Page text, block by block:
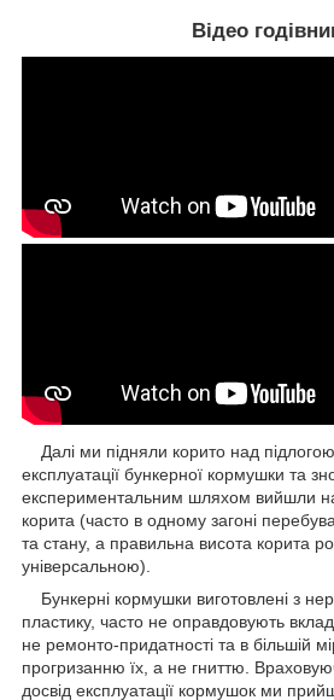
Відео
Далі ми підняли корито над
експлуатації бункерної кормушки та
експериментальним шляхом вийшли
корита (часто в одному загоні
та стану, а правильна висота корита
універсальною).
Бункерні кормушки виготовлені з
пластику, часто не оправдовують
не ремонто-придатності та в більшій
прогризанню їх, а не гниттю.
досвід експлуатації кормушок ми